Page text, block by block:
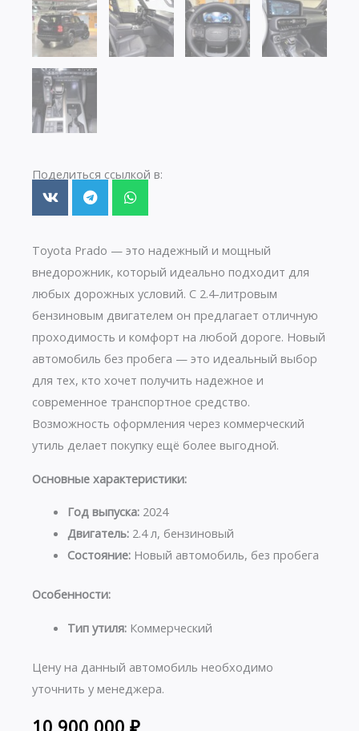
Поделиться ссылкой в:
Toyota Prado — это надежный и мощный
внедорожник, который идеально подходит для
любых дорожных условий. С 2.4-литровым
бензиновым двигателем он предлагает отличную
проходимость и комфорт на любой дороге. Новый
автомобиль без пробега — это идеальный выбор
для тех, кто хочет получить надежное и
современное транспортное средство.
Возможность оформления через коммерческий
утиль делает покупку ещё более выгодной.
Основные характеристики:
Год выпуска:2024
Двигатель:2.4 л, бензиновый
Состояние:Новый автомобиль, без пробега
Особенности:
Тип утиля:Коммерческий
Цену на данный автомобиль необходимо
уточнить у менеджера.